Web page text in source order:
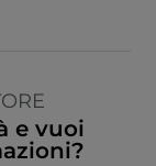
e vuoi